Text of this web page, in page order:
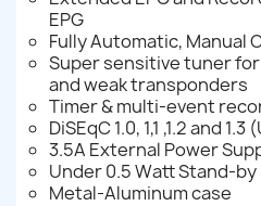
EPG
Fully Automatic, Manual
Super sensitive tuner
and weak transponders
Timer & multi-event
DiSEqC 1.0, 1,1 ,1.2 and
3.5A External Power
Under 0.5 Watt Stand-
Metal-Aluminum case